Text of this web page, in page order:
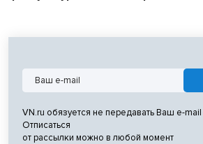
VN.ru обязуется не передавать Ваш e-mail
Отписаться
от рассылки можно в любой момент